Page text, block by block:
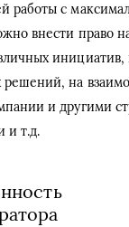
работы с
внести право
решений, на
и другими
и т.д.